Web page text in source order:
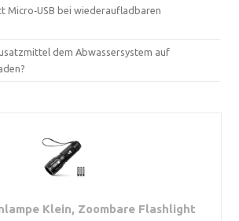
Micro‑USB bei wiederaufladbaren
dem Abwassersystem auf
Klein, Zoombare Flashlight